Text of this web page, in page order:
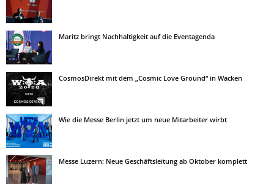
Maritz bringt Nachhaltigkeit auf die Eventagenda
CosmosDirekt mit dem „Cosmic Love Ground“ in Wacken
Wie die Messe Berlin jetzt um neue Mitarbeiter wirbt
Messe Luzern: Neue Geschäftsleitung ab Oktober komplett